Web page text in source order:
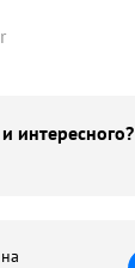
интересного?